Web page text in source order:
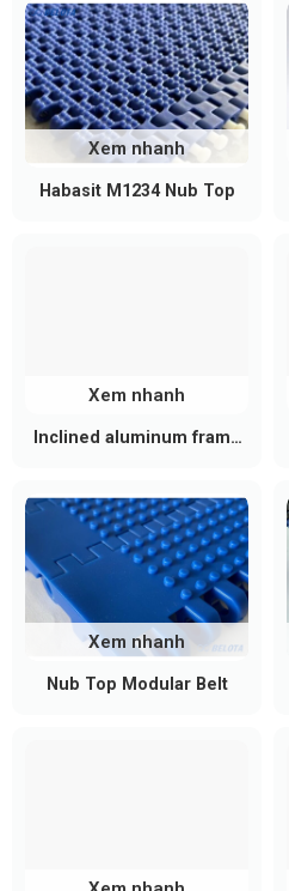
Habasit M1234 Nub Top
Xem nhanh
Inclined aluminum frame
Xem nhanh
Nub Top Modular Belt
Xem nhanh